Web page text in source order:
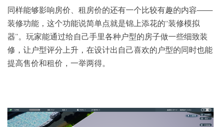
同样能够影响房价、租房价的还有一个比较有趣的内容——
装修功能，这个功能说简单点就是锦上添花的“装修模拟
器”。玩家能通过给自己手里各种户型的房子做一些细致装
修，让户型评分上升，在设计出自己喜欢的户型的同时也能
提高售价和租价，一举两得。